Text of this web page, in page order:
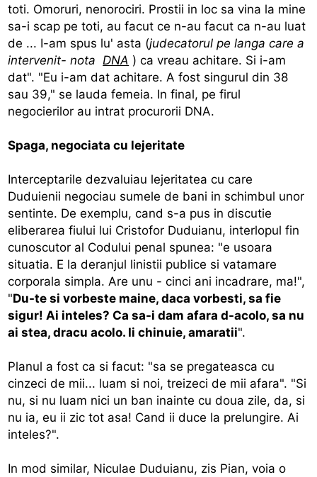
toti. Omoruri, nenorociri. Prostii in loc sa vina la mine
sa-i scap pe toti, au facut ce n-au facut ca n-au luat
de ... I-am spus lu' asta (judecatorul pe langa care a
intervenit- nota DNA ) ca vreau achitare. Si i-am
dat". "Eu i-am dat achitare. A fost singurul din 38
sau 39," se lauda femeia. In final, pe firul
negocierilor au intrat procurorii DNA.
Spaga, negociata cu lejeritate
Interceptarile dezvaluiau lejeritatea cu care
Duduienii negociau sumele de bani in schimbul unor
sentinte. De exemplu, cand s-a pus in discutie
eliberarea fiului lui Cristofor Duduianu, interlopul fin
cunoscutor al Codului penal spunea: "e usoara
situatia. E la deranjul linistii publice si vatamare
corporala simpla. Are unu - cinci ani incadrare, ma!",
"Du-te si vorbeste maine, daca vorbesti, sa fie
sigur! Ai inteles? Ca sa-i dam afara d-acolo, sa nu
ai stea, dracu acolo. Ii chinuie, amaratii".
Planul a fost ca si facut: "sa se pregateasca cu
cinzeci de mii... luam si noi, treizeci de mii afara". "Si
nu, si nu luam nici un ban inainte cu doua zile, da, si
nu ia, eu ii zic tot asa! Cand ii duce la prelungire. Ai
inteles?".
In mod similar, Niculae Duduianu, zis Pian, voia o